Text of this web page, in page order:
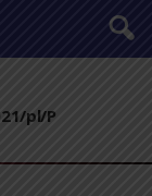
pl/P